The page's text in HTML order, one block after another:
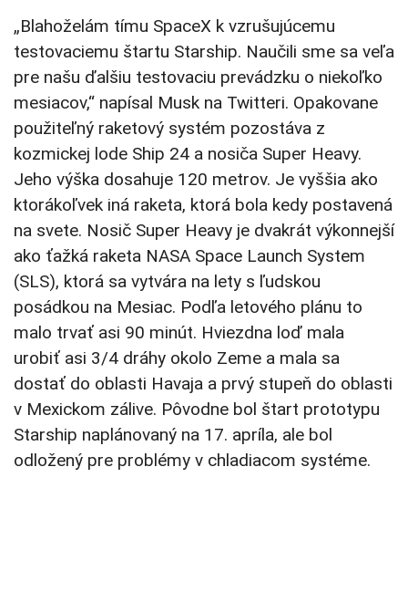
„Blahoželám tímu SpaceX k vzrušujúcemu
testovaciemu štartu Starship. Naučili sme sa veľa
pre našu ďalšiu testovaciu prevádzku o niekoľko
mesiacov,“ napísal Musk na Twitteri. Opakovane
použiteľný raketový systém pozostáva z
kozmickej lode Ship 24 a nosiča Super Heavy.
Jeho výška dosahuje 120 metrov. Je vyššia ako
ktorákoľvek iná raketa, ktorá bola kedy postavená
na svete. Nosič Super Heavy je dvakrát výkonnejší
ako ťažká raketa NASA Space Launch System
(SLS), ktorá sa vytvára na lety s ľudskou
posádkou na Mesiac. Podľa letového plánu to
malo trvať asi 90 minút. Hviezdna loď mala
urobiť asi 3/4 dráhy okolo Zeme a mala sa
dostať do oblasti Havaja a prvý stupeň do oblasti
v Mexickom zálive. Pôvodne bol štart prototypu
Starship naplánovaný na 17. apríla, ale bol
odložený pre problémy v chladiacom systéme.